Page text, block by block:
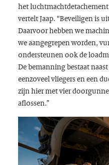
het
vertelt Jaap. “Beveiligen is
Daarvoor hebben we
we aangegrepen worden,
ondersteunen ook de
De bemanning bestaat
eenzoveel vliegers en een
zijn hier met vier
aflossen.”